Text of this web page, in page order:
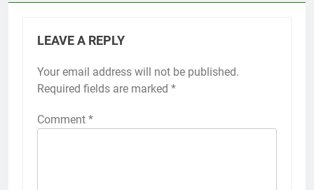
LEAVE A REPLY
Your email address will not be published.
Required fields are marked *
Comment *